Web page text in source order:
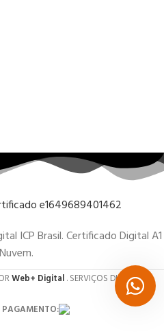
ICP Brasil. Certificado Digital A1
Web+ Digital. SERVIÇOS DIGITAIS.
PAGAMENTO: